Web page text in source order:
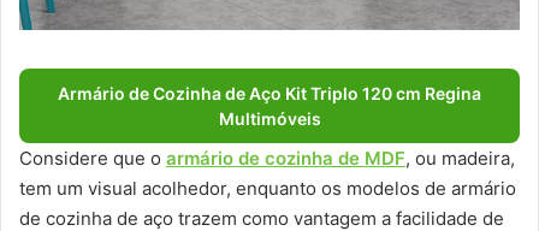
Armário de Cozinha de Aço Kit Triplo 120 cm Regina
Multimóveis
Considere que o armário de cozinha de MDF, ou madeira,
tem um visual acolhedor, enquanto os modelos de armário
de cozinha de aço trazem como vantagem a facilidade de